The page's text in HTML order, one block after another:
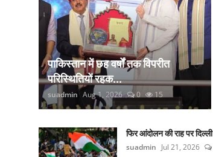
पाकिस्तान में छह वर्षों तक विपरीत
परिस्थितियों रहक...
suadmin Aug 1, 2026 0 15
फिर आंदोलन की राह पर दिल्ली
suadmin Jul 21, 2026